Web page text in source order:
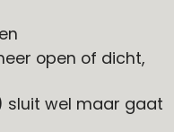
open of dicht,
sluit wel maar gaat